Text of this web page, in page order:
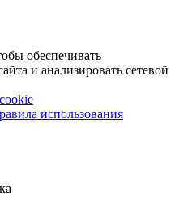
обеспечивать
и анализировать сетевой
использования